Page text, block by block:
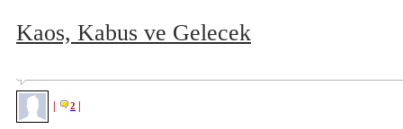
Kaos, Kabus ve Gelecek
2